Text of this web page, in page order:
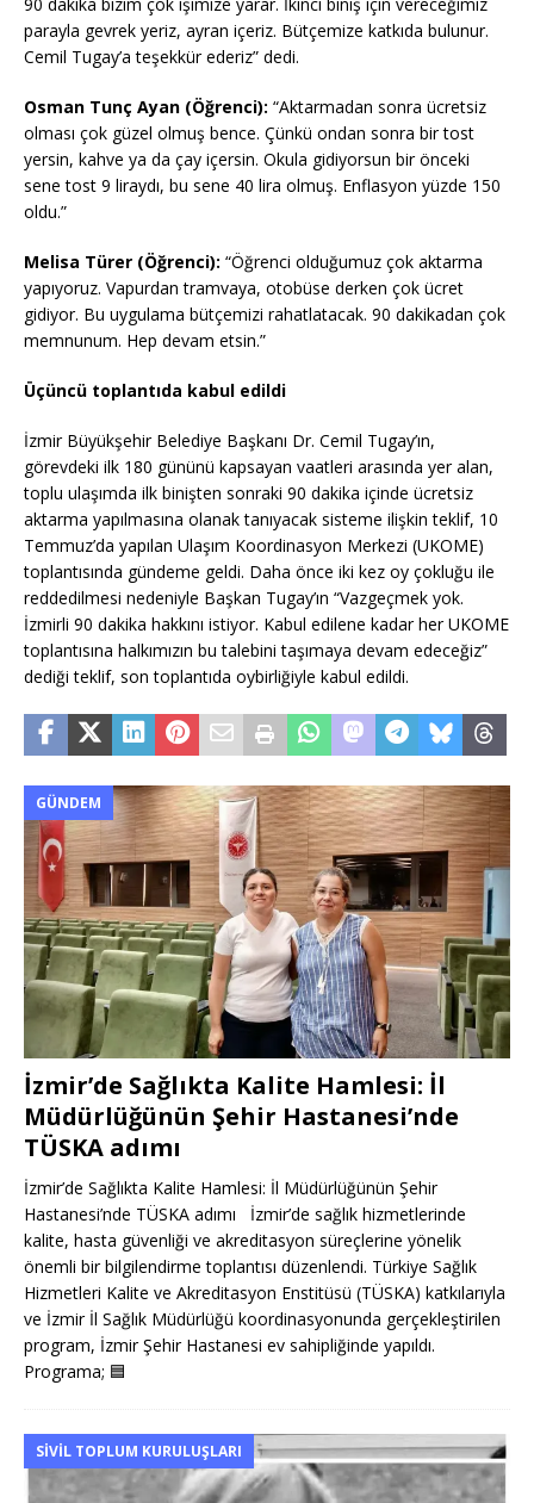
parayla gevrek yeriz, ayran içeriz. Bütçemize katkıda bulunur.
Cemil Tugay’a teşekkür ederiz” dedi.
Osman Tunç Ayan (Öğrenci): “Aktarmadan sonra ücretsiz
olması çok güzel olmuş bence. Çünkü ondan sonra bir tost
yersin, kahve ya da çay içersin. Okula gidiyorsun bir önceki
sene tost 9 liraydı, bu sene 40 lira olmuş. Enflasyon yüzde 150
oldu.”
Melisa Türer (Öğrenci): “Öğrenci olduğumuz çok aktarma
yapıyoruz. Vapurdan tramvaya, otobüse derken çok ücret
gidiyor. Bu uygulama bütçemizi rahatlatacak. 90 dakikadan çok
memnunum. Hep devam etsin.”
Üçüncü toplantıda kabul edildi
İzmir Büyükşehir Belediye Başkanı Dr. Cemil Tugay’ın,
görevdeki ilk 180 gününü kapsayan vaatleri arasında yer alan,
toplu ulaşımda ilk binişten sonraki 90 dakika içinde ücretsiz
aktarma yapılmasına olanak tanıyacak sisteme ilişkin teklif, 10
Temmuz’da yapılan Ulaşım Koordinasyon Merkezi (UKOME)
toplantısında gündeme geldi. Daha önce iki kez oy çokluğu ile
reddedilmesi nedeniyle Başkan Tugay’ın “Vazgeçmek yok.
İzmirli 90 dakika hakkını istiyor. Kabul edilene kadar her UKOME
toplantısına halkımızın bu talebini taşımaya devam edeceğiz”
dediği teklif, son toplantıda oybirliğiyle kabul edildi.
GÜNDEM
İzmir’de Sağlıkta Kalite Hamlesi: İl
Müdürlüğünün Şehir Hastanesi’nde
TÜSKA adımı
İzmir’de Sağlıkta Kalite Hamlesi: İl Müdürlüğünün Şehir
Hastanesi’nde TÜSKA adımı İzmir’de sağlık hizmetlerinde
kalite, hasta güvenliği ve akreditasyon süreçlerine yönelik
önemli bir bilgilendirme toplantısı düzenlendi. Türkiye Sağlık
Hizmetleri Kalite ve Akreditasyon Enstitüsü (TÜSKA) katkılarıyla
ve İzmir İl Sağlık Müdürlüğü koordinasyonunda gerçekleştirilen
program, İzmir Şehir Hastanesi ev sahipliğinde yapıldı.
Programa; 🟦
SIVIL TOPLUM KURULUŞLARI